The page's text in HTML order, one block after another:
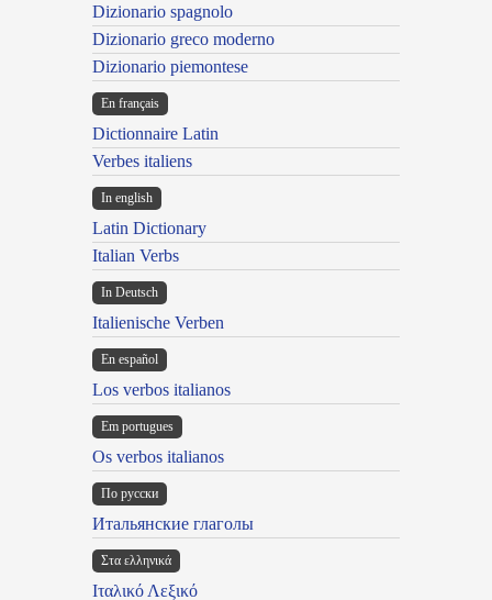
Dizionario spagnolo
Dizionario greco moderno
Dizionario piemontese
En français
Dictionnaire Latin
Verbes italiens
In english
Latin Dictionary
Italian Verbs
In Deutsch
Italienische Verben
En español
Los verbos italianos
Em portugues
Os verbos italianos
По русски
Итальянские глаголы
Στα ελληνικά
Ιταλικό Λεξικό